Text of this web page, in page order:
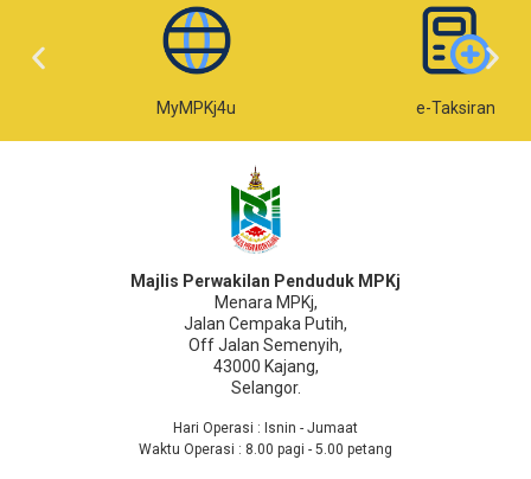
MyMPKj4u e-Taksiran
Majlis Perwakilan Penduduk MPKj
Menara MPKj,
Jalan Cempaka Putih,
Off Jalan Semenyih,
43000 Kajang,
Selangor.
Hari Operasi : Isnin - Jumaat
Waktu Operasi : 8.00 pagi - 5.00 petang